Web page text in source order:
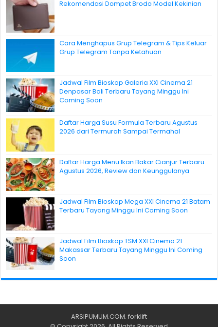
Rekomendasi Dompet Brodo Model Kekinian
Cara Menghapus Grup Telegram & Tips Keluar
Grup Telegram Tanpa Ketahuan
Jadwal Film Bioskop Galeria XXI Cinema 21
Denpasar Bali Terbaru Tayang Minggu Ini
Coming Soon
Daftar Harga Susu Formula Terbaru Agustus
2026 dari Termurah Sampai Termahal
Daftar Harga Menu Ikan Bakar Cianjur Terbaru
Agustus 2026, Review dan Keunggulanya
Jadwal Film Bioskop Mega XXI Cinema 21 Batam
Terbaru Tayang Minggu Ini Coming Soon
Jadwal Film Bioskop TSM XXI Cinema 21
Makassar Terbaru Tayang Minggu Ini Coming
Soon
ARSIPUMUM.COM. forklift